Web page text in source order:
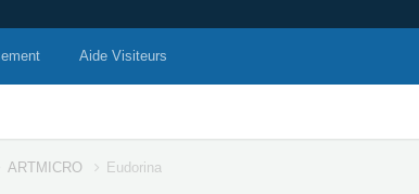
Aide Visiteurs
ARTMICRO Eudorina